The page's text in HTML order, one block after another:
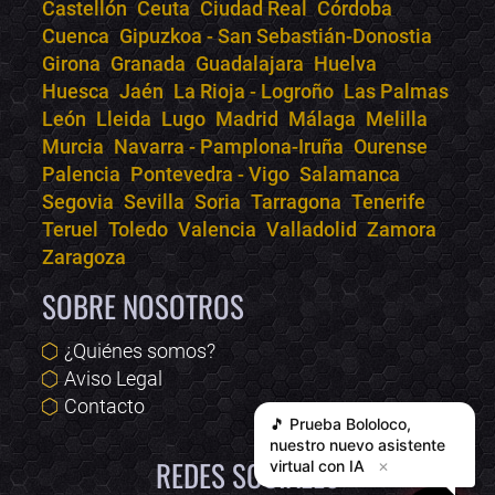
Castellón Ceuta Ciudad Real Córdoba
Cuenca Gipuzkoa - San Sebastián-Donostia
Girona Granada Guadalajara Huelva
Huesca Jaén La Rioja - Logroño Las Palmas
León Lleida Lugo Madrid Málaga Melilla
Murcia Navarra - Pamplona-Iruña Ourense
Palencia Pontevedra - Vigo Salamanca
Segovia Sevilla Soria Tarragona Tenerife
Teruel Toledo Valencia Valladolid Zamora
Zaragoza
SOBRE NOSOTROS
¿Quiénes somos?
Aviso Legal
Contacto
REDES SOCIALES
🎵 Prueba Bololoco,
nuestro nuevo asistente
virtual con IA
✕